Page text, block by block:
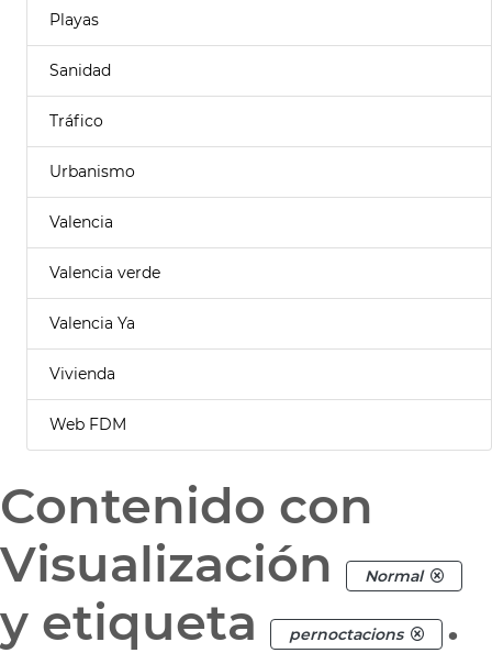
Playas
Sanidad
Tráfico
Urbanismo
Valencia
Valencia verde
Valencia Ya
Vivienda
Web FDM
Contenido con
Visualización
Normal
y etiqueta pernoctacions .